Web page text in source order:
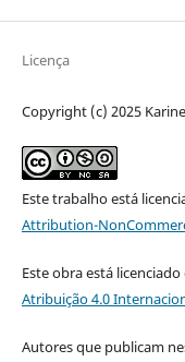
Licença
Copyright (c) 2025
Este trabalho está
Attribution-
Este obra está
Atribuição 4.0
Autores que publicam